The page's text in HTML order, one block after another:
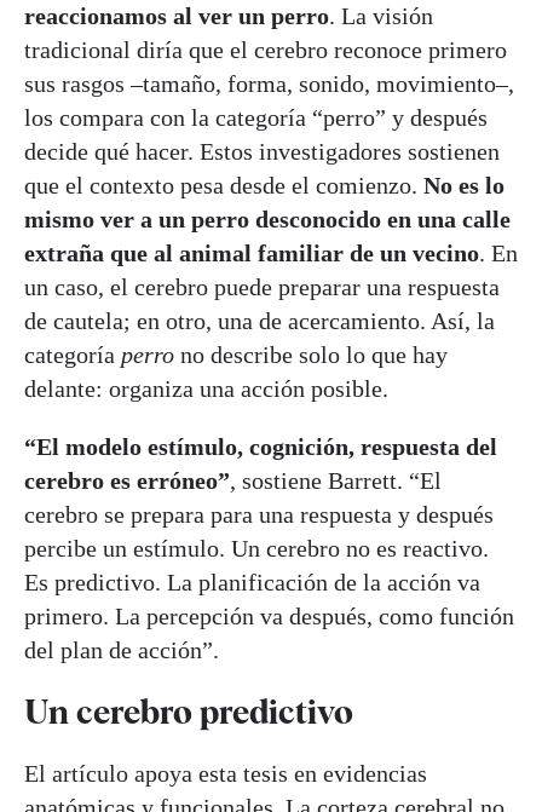
reaccionamos al ver un perro. La visión
tradicional diría que el cerebro reconoce primero
sus rasgos –tamaño, forma, sonido, movimiento–,
los compara con la categoría “perro” y después
decide qué hacer. Estos investigadores sostienen
que el contexto pesa desde el comienzo. No es lo
mismo ver a un perro desconocido en una calle
extraña que al animal familiar de un vecino. En
un caso, el cerebro puede preparar una respuesta
de cautela; en otro, una de acercamiento. Así, la
categoría perro no describe solo lo que hay
delante: organiza una acción posible.
“El modelo estímulo, cognición, respuesta del
cerebro es erróneo”, sostiene Barrett. “El
cerebro se prepara para una respuesta y después
percibe un estímulo. Un cerebro no es reactivo.
Es predictivo. La planificación de la acción va
primero. La percepción va después, como función
del plan de acción”.
Un cerebro predictivo
El artículo apoya esta tesis en evidencias